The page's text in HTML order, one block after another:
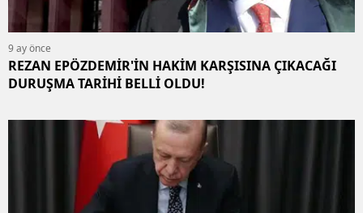
9 ay önce
REZAN EPÖZDEMİR'İN HAKİM KARŞISINA ÇIKACAĞI
DURUŞMA TARİHİ BELLİ OLDU!